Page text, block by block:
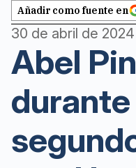
Añadir como fuente en
30 de abril de
Abel
durante